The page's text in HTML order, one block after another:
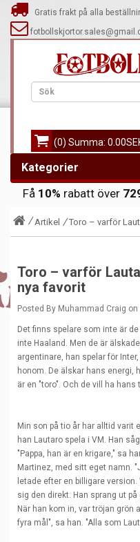
Gratis frakt på alla
(0) Summa:
Kategorier
Få 10% rabatt över
Artikel Toro – varför
Toro – varför
nya favorit
Posted By Muhammad Craig
Det finns spelare som inte är
inte Haaland. Men de är
argentinare, han spelar för
honom. De älskar hans energi,
är en "toro". Och de vill ha hans
Min son på tio år har alltid varit
han Lautaro spela i VM. Han
"Pappa, han är en krigare," sa
Martinez, med sitt eget namn.
letade efter en billigare
sig den direkt. Han sprang ut
När han kom in, var tröjan grön
fyra mål", sa han. "Alla som